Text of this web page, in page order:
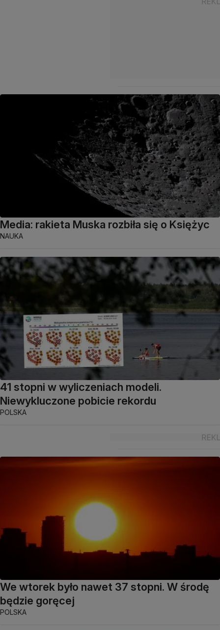
Media: rakieta Muska rozbiła się o Księżyc
NAUKA
41 stopni w wyliczeniach modeli.
Niewykluczone pobicie rekordu
POLSKA
We wtorek było nawet 37 stopni. W środę
będzie goręcej
POLSKA